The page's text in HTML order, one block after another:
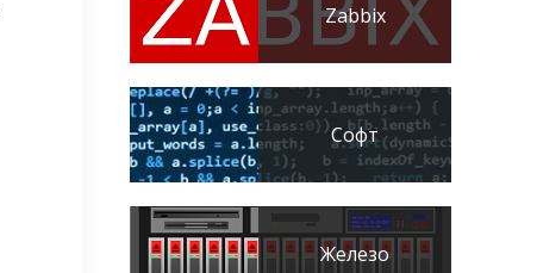
Zabbix
Софт
Железо